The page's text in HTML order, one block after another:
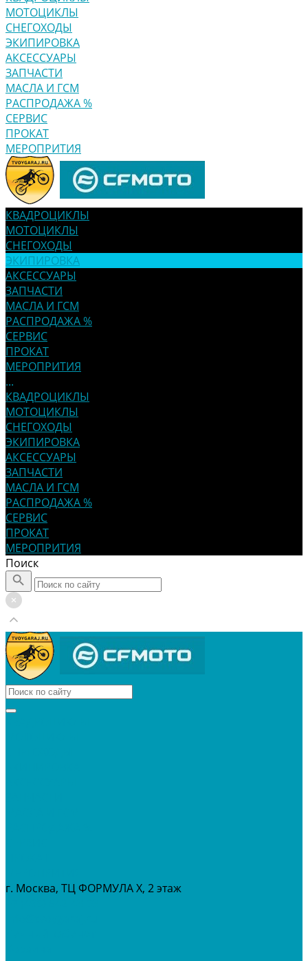
МОТОЦИКЛЫ
СНЕГОХОДЫ
ЭКИПИРОВКА
АКСЕССУАРЫ
ЗАПЧАСТИ
МАСЛА И ГСМ
РАСПРОДАЖА %
СЕРВИС
ПРОКАТ
МЕРОПРИТИЯ
КВАДРОЦИКЛЫ
МОТОЦИКЛЫ
СНЕГОХОДЫ
ЭКИПИРОВКА
АКСЕССУАРЫ
ЗАПЧАСТИ
МАСЛА И ГСМ
РАСПРОДАЖА %
СЕРВИС
ПРОКАТ
МЕРОПРИТИЯ
...
КВАДРОЦИКЛЫ
МОТОЦИКЛЫ
СНЕГОХОДЫ
ЭКИПИРОВКА
АКСЕССУАРЫ
ЗАПЧАСТИ
МАСЛА И ГСМ
РАСПРОДАЖА %
СЕРВИС
ПРОКАТ
МЕРОПРИТИЯ
Поиск
г. Москва, ТЦ ФОРМУЛА Х, 2 этаж